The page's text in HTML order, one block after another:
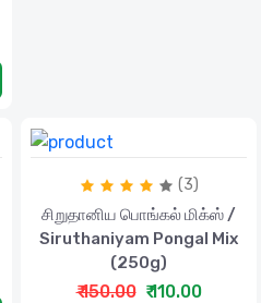
(3)
சிறுதானிய பொங்கல் மிக்ஸ் /
Siruthaniyam Pongal Mix
(250g)
₹ 150.00 ₹ 110.00